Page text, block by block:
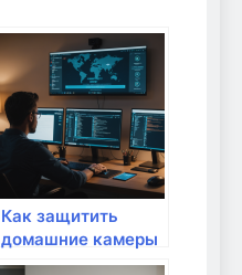
Как защитить
домашние камеры
видеонаблюдения